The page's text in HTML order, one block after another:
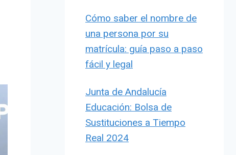
Cómo saber el nombre de
una persona por su
matrícula: guía paso a paso
fácil y legal
Junta de Andalucía
Educación: Bolsa de
Sustituciones a Tiempo
Real 2024